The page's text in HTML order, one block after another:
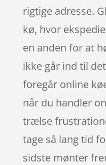
rigtige adresse.
kø, hvor
en anden for at
ikke går ind til
foregår online
når du handler
trælse
tage så lang tid
sidste mønter